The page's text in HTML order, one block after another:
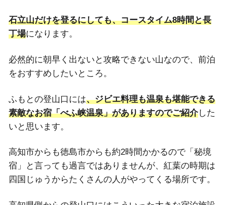
石立山だけを登るにしても、コースタイム8時間と長
丁場になります。
必然的に朝早く出ないと攻略できない山なので、前泊
をおすすめしたいところ。
ふもとの登山口には、ジビエ料理も温泉も堪能できる
素敵なお宿「べふ峡温泉」がありますのでご紹介した
いと思います。
高知市からも徳島市からも約2時間かかるので「秘境
宿」と言っても過言ではありませんが、紅葉の時期は
四国じゅうからたくさんの人がやってくる場所です。